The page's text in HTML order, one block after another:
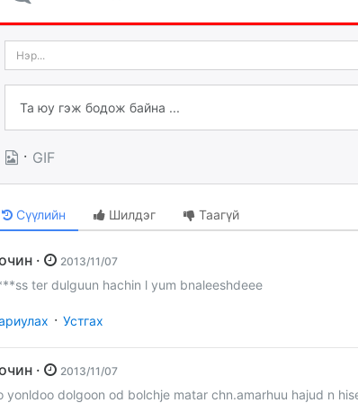
· GIF
Сүүлийн Шилдэг Таагүй
Зочин · 2013/11/07
ter dulguun hachin l yum bnaleeshdeee
· Устгах
Зочин · 2013/11/07
yonldoo dolgoon od bolchje matar chn.amarhuu hajud n